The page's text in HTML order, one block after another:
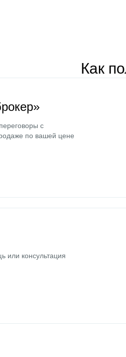
Как
с
по вашей цене
или консультация